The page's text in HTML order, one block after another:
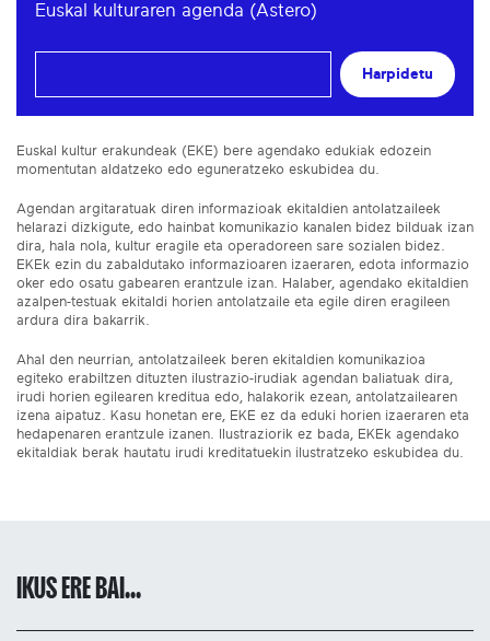
Euskal kulturaren agenda (Astero)
Harpidetu
Euskal kultur erakundeak (EKE) bere agendako edukiak edozein
momentutan aldatzeko edo eguneratzeko eskubidea du.
Agendan argitaratuak diren informazioak ekitaldien antolatzaileek
helarazi dizkigute, edo hainbat komunikazio kanalen bidez bilduak izan
dira, hala nola, kultur eragile eta operadoreen sare sozialen bidez.
EKEk ezin du zabaldutako informazioaren izaeraren, edota informazio
oker edo osatu gabearen erantzule izan. Halaber, agendako ekitaldien
azalpen-testuak ekitaldi horien antolatzaile eta egile diren eragileen
ardura dira bakarrik.
Ahal den neurrian, antolatzaileek beren ekitaldien komunikazioa
egiteko erabiltzen dituzten ilustrazio-irudiak agendan baliatuak dira,
irudi horien egilearen kreditua edo, halakorik ezean, antolatzailearen
izena aipatuz. Kasu honetan ere, EKE ez da eduki horien izaeraren eta
hedapenaren erantzule izanen. Ilustraziorik ez bada, EKEk agendako
ekitaldiak berak hautatu irudi kreditatuekin ilustratzeko eskubidea du.
IKUS ERE BAI...